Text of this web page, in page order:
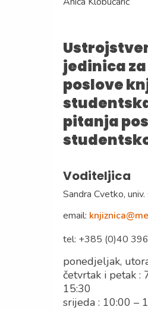
jedinica za
poslove
pitanja
Voditeljica
Sandra Cvetko, univ.
email:
tel: +385 (0)40
ponedjeljak,
četvrtak i petak :
15:30
srijeda : 10:00 –